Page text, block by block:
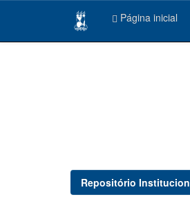
Página inicial
Repositório